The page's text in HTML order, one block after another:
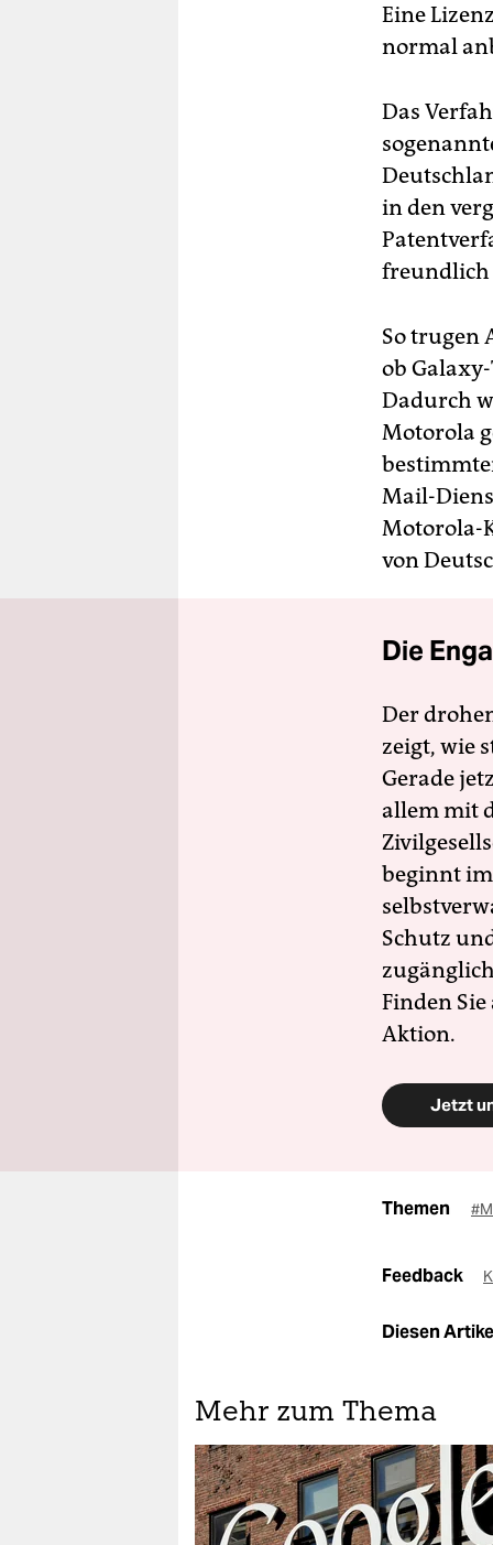
Eine
normal
Das
in den
freundlich
So trugen
ob
Dadurch
Motorola
Mail-
Motorola-
von
Die
Der
zeigt, wie
Gerade
allem mit
beginnt
Schutz
Finden
Aktion.
Jetzt
Themen
Feedback
Diesen
Mehr zum Thema